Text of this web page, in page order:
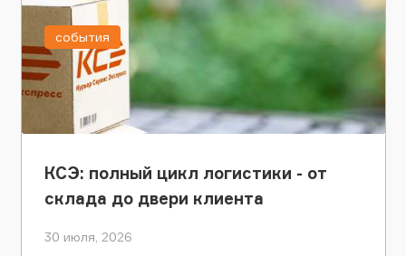
КСЭ: полный цикл логистики - от
склада до двери клиента
30 июля, 2026
события